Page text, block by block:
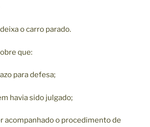
o carro parado.
que:
para defesa;
havia sido julgado;
acompanhado o procedimento de